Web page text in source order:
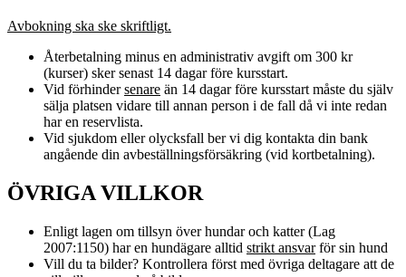
Avbokning ska ske skriftligt.
Återbetalning minus en administrativ avgift om 300 kr
(kurser) sker senast 14 dagar före kursstart.
Vid förhindersenare än 14 dagar före kursstart måste du själv
sälja platsen vidare till annan person i de fall då vi inte redan
har en reservlista.
Vid sjukdom eller olycksfall ber vi dig kontakta din bank
angående din avbeställningsförsäkring (vid kortbetalning).
ÖVRIGA VILLKOR
Enligt lagen om tillsyn över hundar och katter (Lag
2007:1150) har en hundägare alltid strikt ansvarför sin hund
Vill du ta bilder? Kontrollera först med övriga deltagare att de